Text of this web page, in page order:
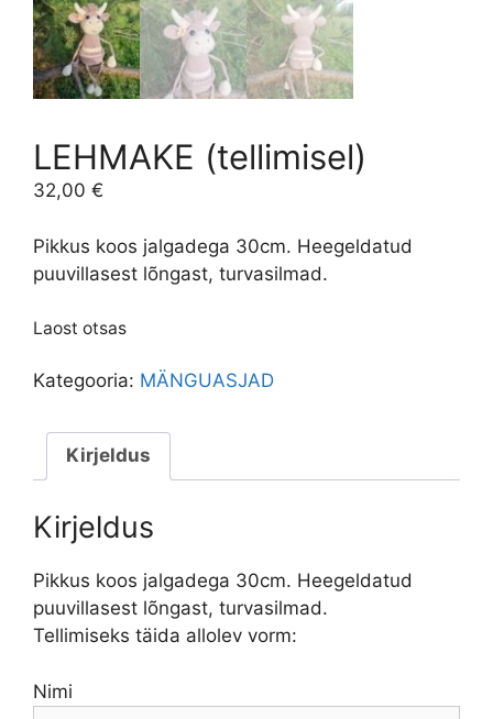
LEHMAKE (tellimisel)
32,00 €
Pikkus koos jalgadega 30cm. Heegeldatud
puuvillasest lõngast, turvasilmad.
Laost otsas
Kategooria: MÄNGUASJAD
Kirjeldus
Kirjeldus
Pikkus koos jalgadega 30cm. Heegeldatud
puuvillasest lõngast, turvasilmad.
Tellimiseks täida allolev vorm:
Nimi